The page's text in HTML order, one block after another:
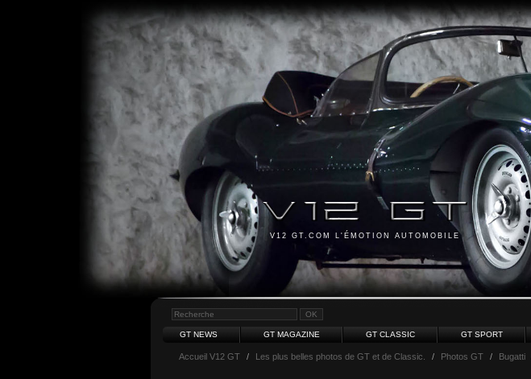
V12 GT.COM L'ÉMOTION AUTOMOBILE
GT NEWS GT MAGAZINE GT CLASSIC GT SPORT
Accueil V12 GT / Les plus belles photos de GT et de Classic. / Photos GT / Bugatti